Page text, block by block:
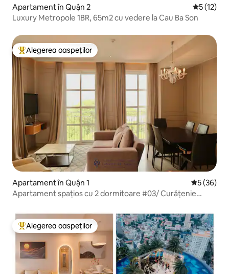
Apartament în Quận 2 Scor
5 (12)
Luxury Metropole 1BR, 65m2 cu vedere la Cau Ba Son
Locuință din topul categoriei Alegerea oaspeților
Alegerea oaspeților
Apartament în Quận 1 Scor
5 (36)
Apartament spațios cu 2 dormitoare #03/ Curățenie
Locuință din topul categoriei Alegerea oaspeților
Alegerea oaspeților